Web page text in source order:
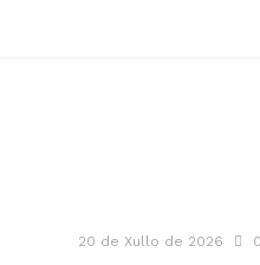
20 de Xullo de 2026 0